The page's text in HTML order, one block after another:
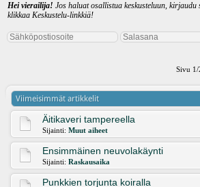
Hei vierailija! Jos haluat osallistua keskusteluun,
klikkaa Keskustelu-linkkiä!
Sivu 1/
Viimeisimmät artikkelit
Äitikaveri tampereella
Sijainti: Muut aiheet
Ensimmäinen neuvolakäynti
Sijainti: Raskausaika
Punkkien torjunta koiralla